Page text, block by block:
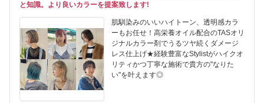
と知識。より良いカラーを提案致します!
肌馴染みのいいハイトーン、透明感カラ
ーもお任せ！高栄養オイル配合のTASオリ
ジナルカラー剤でうるツヤ続くダメージ
レス仕上げ★経験豊富なStylistがハイクオ
リティかつ丁寧な施術で貴方の"なりた
い"を叶えます◎